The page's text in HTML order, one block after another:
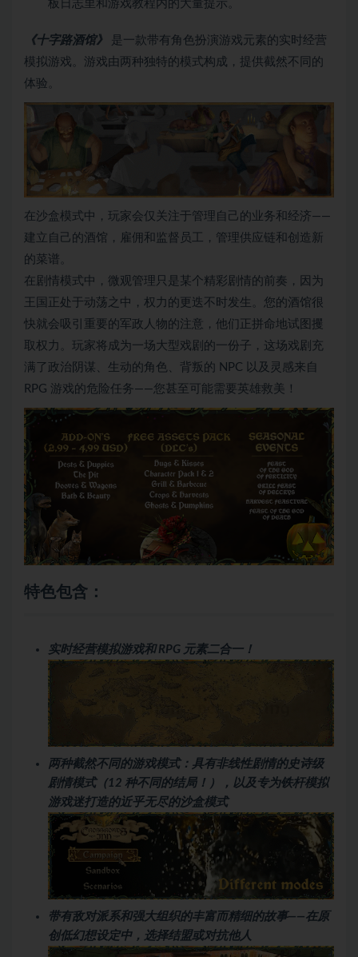
板日志里和游戏教程内的大量提示。
《十字路酒馆》
是一款带有角色扮演游戏元素的实时经营
模拟游戏。游戏由两种独特的模式构成，提供截然不同的
体验。
在沙盒模式中，玩家会仅关注于管理自己的业务和经济——
建立自己的酒馆，雇佣和监督员工，管理供应链和创造新
的菜谱。
在剧情模式中，微观管理只是某个精彩剧情的前奏，因为
王国正处于动荡之中，权力的更迭不时发生。您的酒馆很
快就会吸引重要的军政人物的注意，他们正拼命地试图攫
取权力。玩家将成为一场大型戏剧的一份子，这场戏剧充
满了政治阴谋、生动的角色、背叛的 NPC 以及灵感来自
RPG 游戏的危险任务——您甚至可能需要英雄救美！
特色包含：
实时经营模拟游戏和 RPG 元素二合一！
两种截然不同的游戏模式：具有非线性剧情的史诗级
剧情模式（12 种不同的结局！），以及专为铁杆模拟
游戏迷打造的近乎无尽的沙盒模式
带有敌对派系和强大组织的丰富而精细的故事——在原
创低幻想设定中，选择结盟或对抗他人